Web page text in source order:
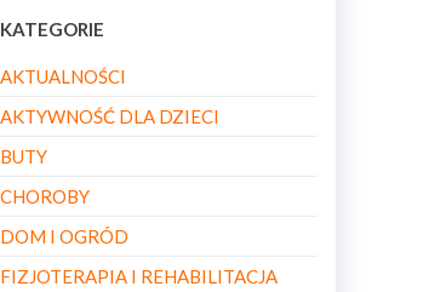
KATEGORIE
AKTUALNOŚCI
AKTYWNOŚĆ DLA DZIECI
BUTY
CHOROBY
DOM I OGRÓD
FIZJOTERAPIA I REHABILITACJA